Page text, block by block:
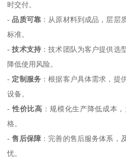
时交付。
-品质可靠 ：从原材料到成品，层层
标准。
-技术支持 ：技术团队为客户提供选
降低使用风险。
- 定制服务 ：根据客户具体需求，提
设备。
-性价比高 ：规模化生产降低成本
格。
-售后保障 ：完善的售后服务体系，
忧。